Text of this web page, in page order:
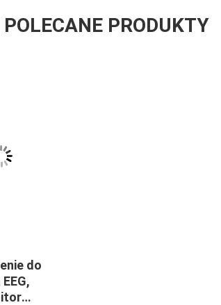
POLECANE PRODUKTY
do